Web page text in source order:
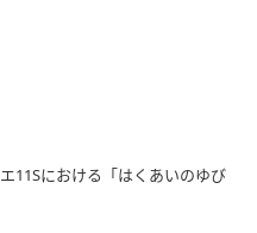
11Sにおける「はくあいのゆび